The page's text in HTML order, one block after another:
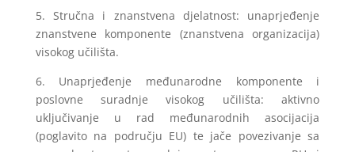
5. Stručna i znanstvena djelatnost: unaprjeđenje
znanstvene komponente (znanstvena organizacija)
visokog učilišta.
6. Unaprjeđenje međunarodne komponente i
poslovne suradnje visokog učilišta: aktivno
uključivanje u rad međunarodnih asocijacija
(poglavito na području EU) te jače povezivanje sa